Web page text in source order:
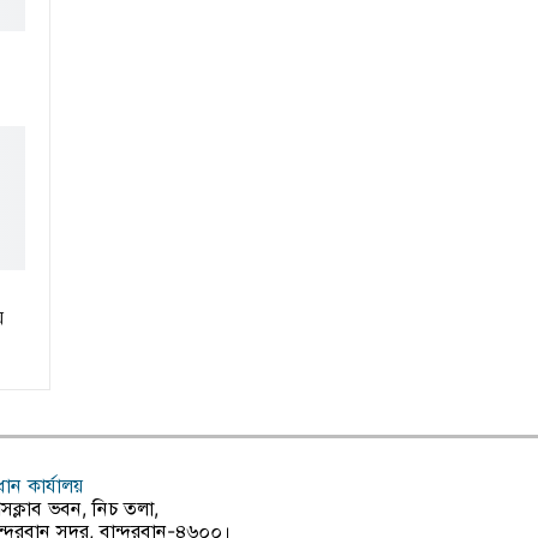
কার্যালয়
ভবন, নিচ তলা,
সদর, বান্দরবান-৪৬০০।